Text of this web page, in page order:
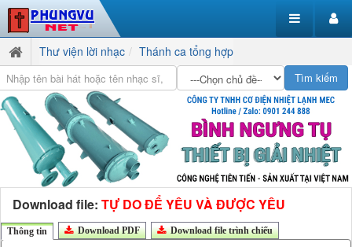
Thư viện lời nhạc Thánh ca tổng hợp
Download file: TỰ DO ĐỂ YÊU VÀ ĐƯỢC YÊU
Thông tin Download PDF Download file trình chiếu